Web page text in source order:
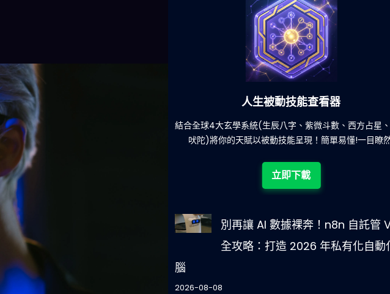
麽
,以後免除晚餐吃什麽的煩
人生被動技能查看器
結合全球4大玄學系統(生辰八字、紫微斗數、西方占星、印度
吠陀)將你的天賦以被動技能呈現！簡單易懂!一目瞭然!
別再讓 AI 數據裸奔！n8n 自託管
全攻略：打造 2026 年私有化自動
腦
2026-08-08